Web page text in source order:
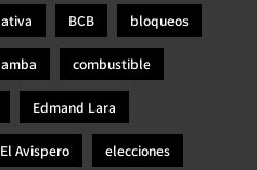
BCB bloqueos
combustible
Edmand Lara
El Avispero elecciones